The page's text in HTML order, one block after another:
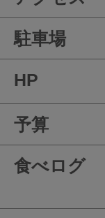
駐車場
HP
予算
食べログ